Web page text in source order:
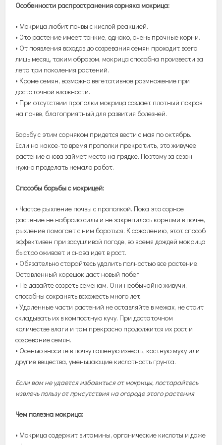
Особенности распространения сорняка мокрица:
• Мокрица любит почвы с кислой реакцией.
• Это растение имеет тонкие, однако, очень прочные корни.
• От появления всходов до созревания семян проходит всего
лишь месяц, таким образом, мокрица способна произвести за
лето три поколения растений.
• Кроме семян, возможно вегетативное размножение при
достаточной влажности.
• При отсутствии прополки мокрица создает плотный покров
на почве, благоприятный для развития болезней.
Борьбу с этим сорняком придется вести с мая по октябрь.
Если на какое-то время прополки прекратить, это живучее
растение снова займет место на грядке. Поэтому за сезон
нужно проделать немало работ.
Способы борьбы с мокрицей:
• Частое рыхление почвы с прополкой. Пока это сорное
растение не набрало силы и не закрепилось корнями в почве,
рыхление помогает с ним бороться. К сожалению, этот способ
эффективен при засушливой погоде, во время дождей мокрица
быстро оживает и снова идет в рост.
• Обязательно старайтесь удалить полностью все растение.
Оставленный корешок даст новый побег.
• Не давайте созреть семенам. Они необычайно живучи,
способны сохранять всхожесть много лет.
• Удаленные части растений не оставляйте в межах, не стоит
складывать их в компостную кучу. При достаточном
количестве влаги и там прекрасно продолжится их рост и
созревание семян.
• Осенью вносите в почву гашеную известь, костную муку или
другие вещества, уменьшающие кислотность грунта.
Если вам не удается избавиться от мокрицы, постарайтесь
извлечь пользу от присутствия на огороде этого растения
Чем полезна мокрица:
• Мокрица содержит витамины, органические кислоты и даже